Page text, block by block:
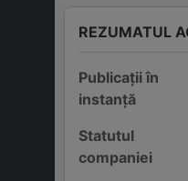
REZUMATUL
Publicații în
instanță
Statutul
companiei